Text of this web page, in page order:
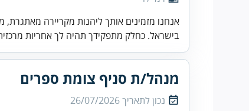
אנחנו מזמינים אותך ליהנות מקריירה
בישראל. כחלק מתפקידך תהיה לך אחריות
מנהל/ת סניף צומת ספרים
נכון לתאריך26/07/2026